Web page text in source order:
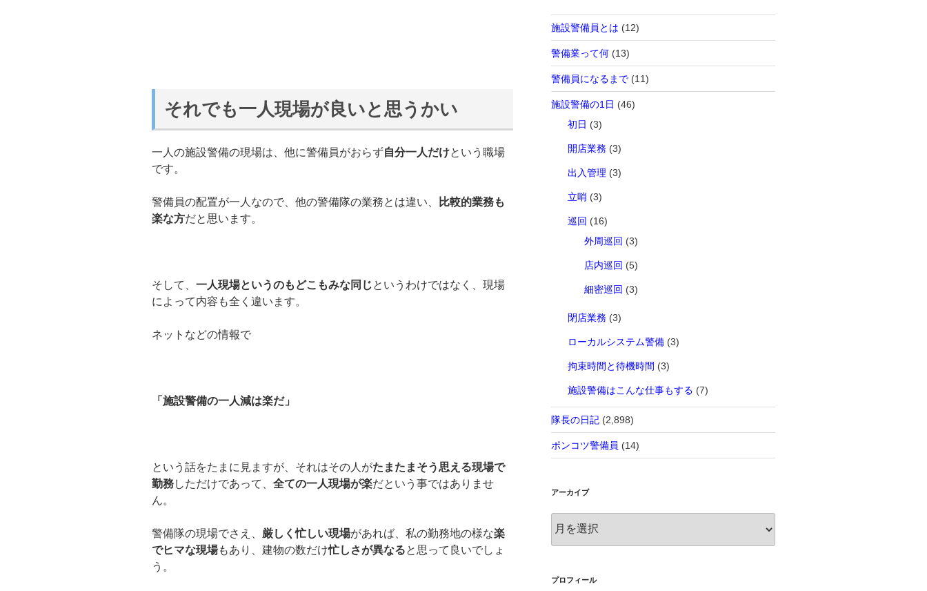
それでも一人現場が良いと思うかい
一人の施設警備の現場は、他に警備員がおらず自分一人だけという職場
です。
警備員の配置が一人なので、他の警備隊の業務とは違い、
比較的業務も
楽な方だと思います。
そして、 一人現場というのもどこもみな同じというわけではなく、現場
によって内容も全く違います。
ネットなどの情報で
「施設警備の一人減は楽だ」
という話をたまに見ますが、それはその人がたまたまそう思える現場で
勤務しただけであって、 全ての一人現場が楽だという事ではありませ
ん。
警備隊の現場でさえ、 厳しく忙しい現場があれば、私の勤務地の様な楽
でヒマな現場もあり、建物の数だけ忙しさが異なると思って良いでしょ
う。
施設警備員とは (12)
警備業って何(13)
警備員になるまで(11)
施設警備の1日 (46)
初日 (3)
開店業務 (3)
出入管理 (3)
立哨 (3)
巡回 (16)
外周巡回 (3)
店内巡回 (5)
細密巡回 (3)
閉店業務 (3)
ローカルシステム警備(3)
拘束時間と待機時間 (3)
施設警備はこんな仕事もする (7)
隊長の日記(2,898)
ポンコツ警備員 (14)
アーカイブ
ー
ブ
プロフィール